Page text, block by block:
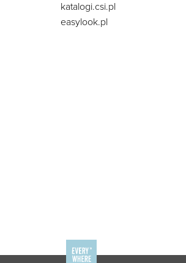
katalogi.csi.pl
easylook.pl